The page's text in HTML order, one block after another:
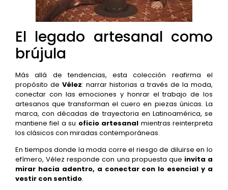
El legado artesanal como
brújula
Más allá de tendencias, esta colección reafirma el
propósito de Vélez: narrar historias a través de la moda,
conectar con las emociones y honrar el trabajo de los
artesanos que transforman el cuero en piezas únicas. La
marca, con décadas de trayectoria en Latinoamérica, se
mantiene fiel a su oficio artesanal mientras reinterpreta
los clásicos con miradas contemporáneas.
En tiempos donde la moda corre el riesgo de diluirse en lo
efímero, Vélez responde con una propuesta que invita a
mirar hacia adentro, a conectar con lo esencial y a
vestir con sentido.